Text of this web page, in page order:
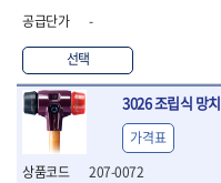
-
선택
3026 조립식 망치
207-0072
가격표